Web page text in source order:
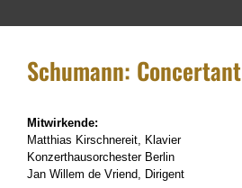
Schumann: Concertant
Mitwirkende:
Matthias Kirschnereit, Klavier
Konzerthausorchester Berlin
Jan Willem de Vriend, Dirigent